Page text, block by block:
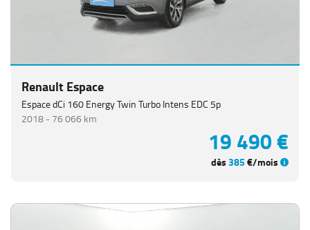
Renault Espace
Espace dCi 160 Energy Twin Turbo Intens EDC 5p
2018 -76 066 km
19 490 €
dès385€/mois